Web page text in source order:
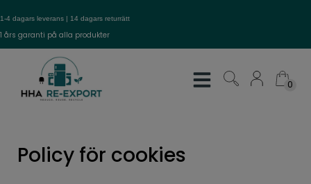
indholdet
1-4 dagars leverans | 14 dagars returrätt
1 års garanti på alla produkter
0
0
Policy för cookies